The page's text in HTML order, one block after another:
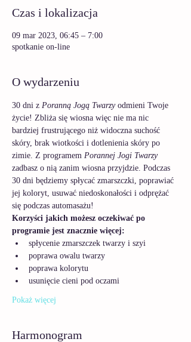
Czas i lokalizacja
09 mar 2023, 06:45 – 7:00
spotkanie on-line
O wydarzeniu
30 dni z Poranną Jogą Twarzy odmieni Twoje
życie! Zbliża się wiosna więc nie ma nic
bardziej frustrującego niż widoczna suchość
skóry, brak wiotkości i dotlenienia skóry po
zimie. Z programem Porannej Jogi Twarzy
zadbasz o nią zanim wiosna przyjdzie. Podczas
30 dni będziemy spłycać zmarszczki, poprawiać
jej koloryt, usuwać niedoskonałości i odprężać
się podczas automasażu!
Korzyści jakich możesz oczekiwać po
programie jest znacznie więcej:
spłycenie zmarszczek twarzy i szyi
poprawa owalu twarzy
poprawa kolorytu
usunięcie cieni pod oczami
Pokaż więcej
Harmonogram